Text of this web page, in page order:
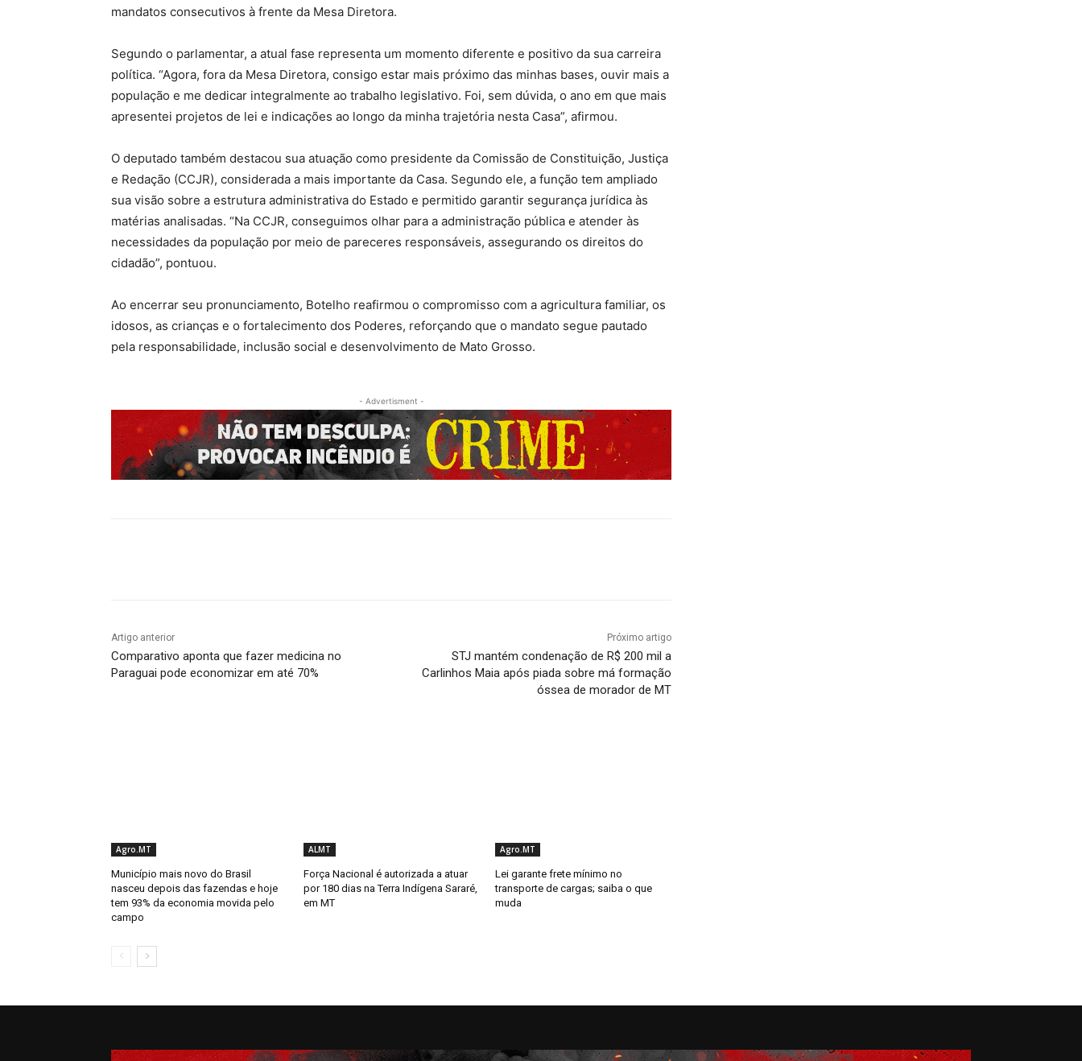
mandatos consecutivos à frente da Mesa Diretora.
Segundo o parlamentar, a atual fase representa um momento diferente e positivo da sua carreira
política. “Agora, fora da Mesa Diretora, consigo estar mais próximo das minhas bases, ouvir mais a
população e me dedicar integralmente ao trabalho legislativo. Foi, sem dúvida, o ano em que mais
apresentei projetos de lei e indicações ao longo da minha trajetória nesta Casa”, afirmou.
O deputado também destacou sua atuação como presidente da Comissão de Constituição, Justiça
e Redação (CCJR), considerada a mais importante da Casa. Segundo ele, a função tem ampliado
sua visão sobre a estrutura administrativa do Estado e permitido garantir segurança jurídica às
matérias analisadas. “Na CCJR, conseguimos olhar para a administração pública e atender às
necessidades da população por meio de pareceres responsáveis, assegurando os direitos do
cidadão”, pontuou.
Ao encerrar seu pronunciamento, Botelho reafirmou o compromisso com a agricultura familiar, os
idosos, as crianças e o fortalecimento dos Poderes, reforçando que o mandato segue pautado
pela responsabilidade, inclusão social e desenvolvimento de Mato Grosso.
- Advertisment -
Artigo anterior
Comparativo aponta que fazer medicina no
Paraguai pode economizar em até 70%
Próximo artigo
STJ mantém condenação de R$ 200 mil a
Carlinhos Maia após piada sobre má formação
óssea de morador de MT
Agro.MT
Município mais novo do Brasil
nasceu depois das fazendas e hoje
tem 93% da economia movida pelo
campo
ALMT
Força Nacional é autorizada a atuar
por 180 dias na Terra Indígena Sararé,
em MT
Agro.MT
Lei garante frete mínimo no
transporte de cargas; saiba o que
muda